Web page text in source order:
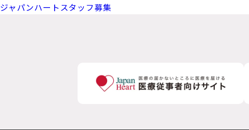
ジャパンハートスタッフ募集